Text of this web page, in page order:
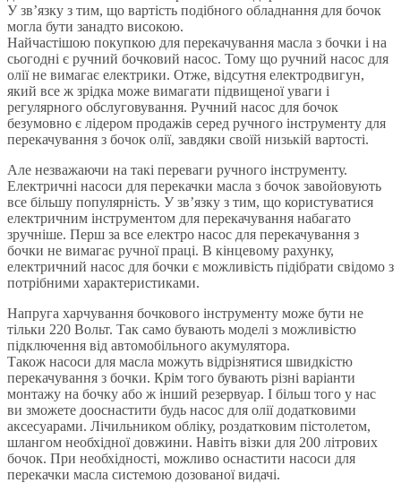
У зв’язку з тим, що вартість подібного обладнання для бочок
могла бути занадто високою.
Найчастішою покупкою для перекачування масла з бочки і на
сьогодні є ручний бочковий насос. Тому що ручний насос для
олії не вимагає електрики. Отже, відсутня електродвигун,
який все ж зрідка може вимагати підвищеної уваги і
регулярного обслуговування. Ручний насос для бочок
безумовно є лідером продажів серед ручного інструменту для
перекачування з бочок олії, завдяки своїй низькій вартості.
Але незважаючи на такі переваги ручного інструменту.
Електричні насоси для перекачки масла з бочок завойовують
все більшу популярність. У зв’язку з тим, що користуватися
електричним інструментом для перекачування набагато
зручніше. Перш за все електро насос для перекачування з
бочки не вимагає ручної праці. В кінцевому рахунку,
електричний насос для бочки є можливість підібрати свідомо з
потрібними характеристиками.
Напруга харчування бочкового інструменту може бути не
тільки 220 Вольт. Так само бувають моделі з можливістю
підключення від автомобільного акумулятора.
Також насоси для масла можуть відрізнятися швидкістю
перекачування з бочки. Крім того бувають різні варіанти
монтажу на бочку або ж інший резервуар. І більш того у нас
ви зможете дооснастити будь насос для олії додатковими
аксесуарами. Лічильником обліку, роздатковим пістолетом,
шлангом необхідної довжини. Навіть візки для 200 літрових
бочок. При необхідності, можливо оснастити насоси для
перекачки масла системою дозованої видачі.